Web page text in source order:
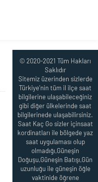
© 2020-2021 Tüm Hakları
Saklıdır
Sitemiz üzerinden sizlerde
Türkiye'nin tüm il ilçe saat
bilgilerine ulaşabileceğiniz
gibi diğer ülkelerinde saat
bilgilerinede ulaşabilirsiniz.
Saat Kaç Go sizler içinsaat
kordinatları ile bölgede yaz
saat uygulaması olup
olmadığı,Güneşin
Doğuşu,Güneşin Batışı,Gün
uzunluğu ile güneşin öğle
vaktinide öğrene